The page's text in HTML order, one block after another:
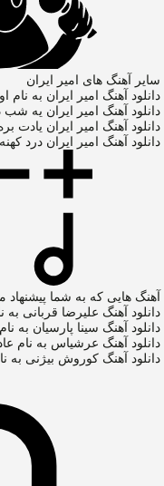
سایر آهنگ های امیر ایران
دانلود آهنگ امیر ایران به نام
دانلود آهنگ امیر ایران یه
دانلود آهنگ امیر ایران یادت
دانلود آهنگ امیر ایران درد کهنه
آهنگ هایی که به شما
دانلود آهنگ علیرضا قربانی به
دانلود آهنگ سینا پارسیان به نام
دانلود آهنگ عرشیاس به نام
دانلود آهنگ کوروش بیژنی